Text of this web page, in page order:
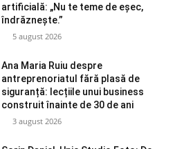
artificială: „Nu te teme de eșec,
îndrăznește.”
5 august 2026
Ana Maria Ruiu despre
antreprenoriatul fără plasă de
siguranță: lecțiile unui business
construit înainte de 30 de ani
3 august 2026